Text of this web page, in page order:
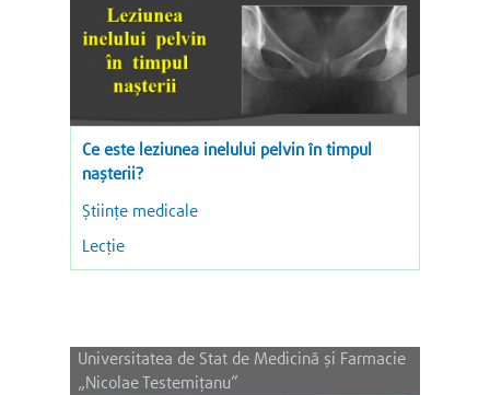
Ce este leziunea inelului pelvin în timpul
nașterii?
Științe medicale
Lecție
Universitatea de Stat de Medicină și Farmacie
„Nicolae Testemițanu”